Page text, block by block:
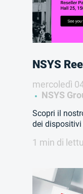
NSYS
mercoledì
NSYS
Scopri il
dei dispositivi
1 min di